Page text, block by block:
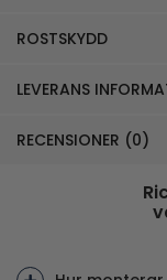
ROSTSKYDD
LEVERANS
RECENSIONER (0)